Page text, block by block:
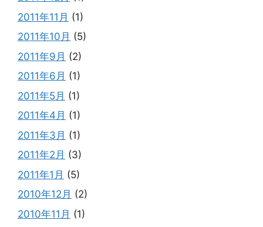
2011年11月 (1)
2011年10月 (5)
2011年9月 (2)
2011年6月 (1)
2011年5月 (1)
2011年4月 (1)
2011年3月 (1)
2011年2月 (3)
2011年1月 (5)
2010年12月 (2)
2010年11月 (1)